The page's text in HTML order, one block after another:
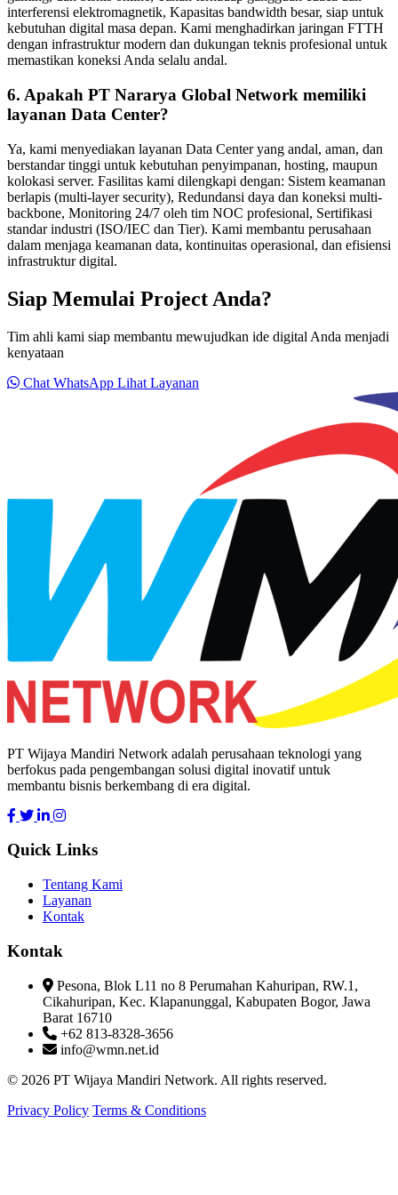
interferensi elektromagnetik, Kapasitas bandwidth besar, siap untuk
kebutuhan digital masa depan. Kami menghadirkan jaringan FTTH
dengan infrastruktur modern dan dukungan teknis profesional untuk
memastikan koneksi Anda selalu andal.
6. Apakah PT Nararya Global Network memiliki
layanan Data Center?
Ya, kami menyediakan layanan Data Center yang andal, aman, dan
berstandar tinggi untuk kebutuhan penyimpanan, hosting, maupun
kolokasi server. Fasilitas kami dilengkapi dengan: Sistem keamanan
berlapis (multi-layer security), Redundansi daya dan koneksi multi-
backbone, Monitoring 24/7 oleh tim NOC profesional, Sertifikasi
standar industri (ISO/IEC dan Tier). Kami membantu perusahaan
dalam menjaga keamanan data, kontinuitas operasional, dan efisiensi
infrastruktur digital.
Siap Memulai Project Anda?
Tim ahli kami siap membantu mewujudkan ide digital Anda menjadi
kenyataan
Chat WhatsApp Lihat Layanan
PT Wijaya Mandiri Network adalah perusahaan teknologi yang
berfokus pada pengembangan solusi digital inovatif untuk
membantu bisnis berkembang di era digital.
Quick Links
Tentang Kami
Layanan
Kontak
Kontak
Pesona, Blok L11 no 8 Perumahan Kahuripan, RW.1,
Cikahuripan, Kec. Klapanunggal, Kabupaten Bogor, Jawa
Barat 16710
+62 813-8328-3656
info@wmn.net.id
© 2026 PT Wijaya Mandiri Network. All rights reserved.
Privacy Policy Terms & Conditions